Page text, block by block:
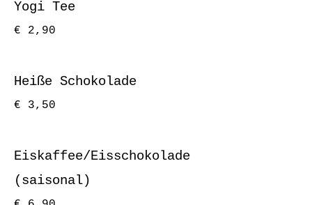
Yogi Tee
€ 2,90
Heiße Schokolade
€ 3,50
Eiskaffee/Eisschokolade
(saisonal)